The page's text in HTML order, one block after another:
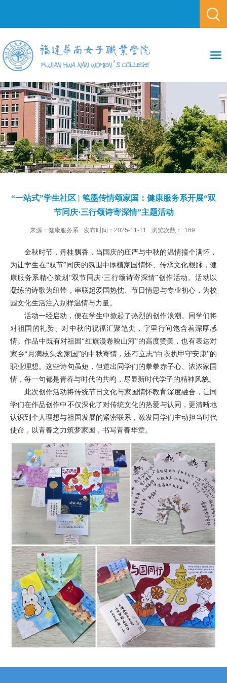
“一站式”学生社区 | 笔墨传情颂家国：健康服务系开展“双
节同庆·三行颂诗寄深情”主题活动
来源：健康服务系 发布时间：2025-11-11 浏览次数： 169
金秋时节，丹桂飘香，当国庆的庄严与中秋的温情撞个满怀，
为让学生在“双节”同庆的氛围中厚植家国情怀、传承文化根脉，健
康服务系精心策划“双节同庆· 三行颂诗寄深情”创作活动。活动以
凝练的诗歌为纽带，串联起爱国热忱、节日情思与专业初心，为校
园文化生活注入别样温情与力量。
活动一经启动，便在学生中掀起了热烈的创作浪潮。同学们将
对祖国的礼赞、对中秋的祝福汇聚笔尖，字里行间饱含着深厚感
情。作品中既有对祖国“红旗漫卷映山河”的高度赞美，也有表达对
家乡“月满枝头念家国”的中秋寄情，还有立志“白衣执甲守安康”的
职业理想。这些诗句虽短，但道出同学们的拳拳赤子心、浓浓家国
情，每一句都是青春与时代的共鸣，尽显新时代学子的精神风貌。
此次创作活动将传统节日文化与家国情怀教育深度融合，让同
学们在作品创作中不仅深化了对传统文化的热爱与认同，更清晰地
认识到个人理想与祖国发展的紧密联系，激发同学们主动担当时代
使命，以青春之力筑梦家国，书写青春华章。